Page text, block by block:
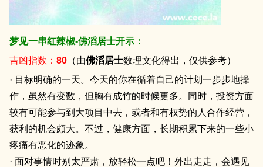
梦见一串红辣椒-佛滔居士开示：
吉凶指数： 80 （由佛滔居士数理文化得出，仅供参考）
· 目标明确的一天。今天的你在循着自己的计划一步步地操
作，虽然有变数，但胸有成竹的时候更多。同时，投资方面
较有可能参与到大项目中去，或者和有权势的人合作经营，
获利的机会颇大。不过，健康方面，长期积累下来的一些小
疼痛有恶化的迹象。
· 面对事情时别太严肃，放轻松一点吧！外出走走，会遇见